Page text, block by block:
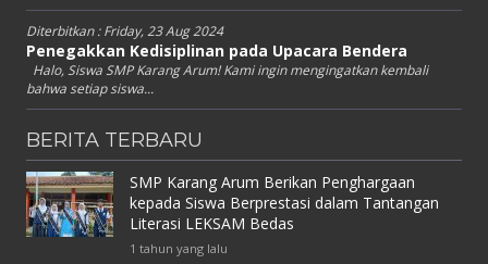
Diterbitkan :Friday, 23 Aug 2024
Penegakkan Kedisiplinan pada Upacara Bendera
Halo, Siswa SMP Karang Arum! Kami ingin mengingatkan kembali
bahwa setiap siswa...
BERITA TERBARU
SMP Karang Arum Berikan Penghargaan
kepada Siswa Berprestasi dalam Tantangan
Literasi LEKSAM Bedas
1 tahun yang lalu